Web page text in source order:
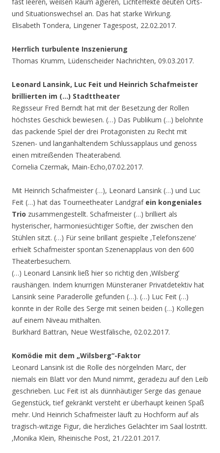
und Situationswechsel an. Das hat starke Wirkung.
Elisabeth Tondera, Lingener Tagespost, 22.02.2017.
Herrlich turbulente Inszenierung
Thomas Krumm, Lüdenscheider Nachrichten, 09.03.2017.
Leonard Lansink, Luc Feit und Heinrich Schafmeister
brillierten im (…) Stadttheater
Regisseur Fred Berndt hat mit der Besetzung der Rollen
höchstes Geschick bewiesen. (…) Das Publikum (…) belohnte
das packende Spiel der drei Protagonisten zu Recht mit
Szenen- und langanhaltendem Schlussapplaus und genoss
einen mitreißenden Theaterabend.
Cornelia Czermak, Main-Echo,07.02.2017.
Mit Heinrich Schafmeister (…), Leonard Lansink (…) und Luc
Feit (…) hat das Tourneetheater Landgraf ein kongeniales
Trio zusammengestellt. Schafmeister (…) brilliert als
hysterischer, harmoniesüchtiger Softie, der zwischen den
Stühlen sitzt. (…) Für seine brillant gespielte ‚Telefonszene’
erhielt Schafmeister spontan Szenenapplaus von den 600
Theaterbesuchern.
(…) Leonard Lansink ließ hier so richtig den ‚Wilsberg’
raushängen. Indem knurrigen Münsteraner Privatdetektiv hat
Lansink seine Paraderolle gefunden (…). (…) Luc Feit (…)
konnte in der Rolle des Serge mit seinen beiden (…) Kollegen
auf einem Niveau mithalten.
Burkhard Battran, Neue Westfälische, 02.02.2017.
Komödie mit dem „Wilsberg“-Faktor
Leonard Lansink ist die Rolle des nörgelnden Marc, der
niemals ein Blatt vor den Mund nimmt, geradezu auf den Leib
geschrieben. Luc Feit ist als dünnhäutiger Serge das genaue
Gegenstück, tief gekränkt versteht er überhaupt keinen Spaß
mehr. Und Heinrich Schafmeister läuft zu Hochform auf als
tragisch-witzige Figur, die herzliches Gelächter im Saal lostritt.
‚Monika Klein, Rheinische Post, 21./22.01.2017.